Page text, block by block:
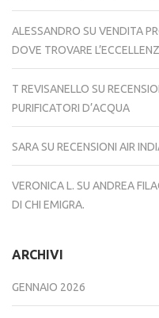
ALESSANDRO SU VENDITA
DOVE TROVARE
T REVISANELLO SU
PURIFICATORI D’ACQUA
SARA SU RECENSIONI AIR
VERONICA L. SU ANDREA
DI CHI EMIGRA.
ARCHIVI
GENNAIO 2026